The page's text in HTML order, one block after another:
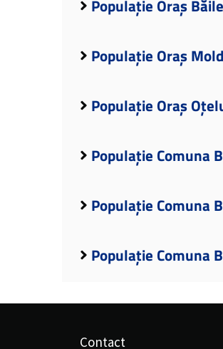
Populație Oraș
Populație Oraș
Populație Oraș
Populație Comuna
Populație Comuna
Populație Comuna
Contact